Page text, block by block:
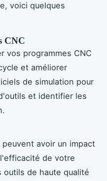
voici quelques
CNC
vos programmes CNC
et améliorer
de simulation pour
et identifier les
avoir un impact
de votre
de haute qualité